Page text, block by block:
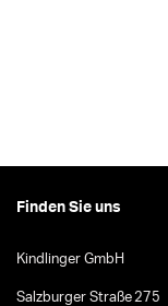
Finden Sie uns
Kindlinger GmbH
Salzburger Straße 275